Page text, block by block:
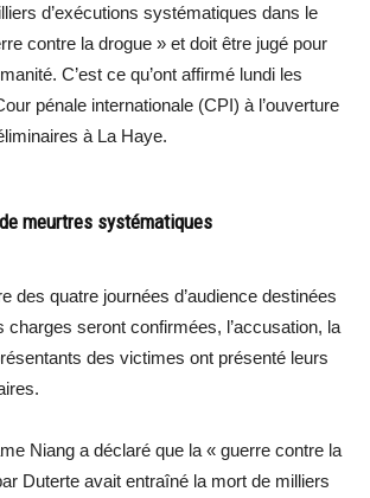
d’exécutions systématiques dans le
contre la drogue » et doit être jugé pour
C’est ce qu’ont affirmé lundi les
pénale internationale (CPI) à l’ouverture
à La Haye.
meurtres systématiques
des quatre journées d’audience destinées
charges seront confirmées, l’accusation, la
des victimes ont présenté leurs
Niang a déclaré que la « guerre contre la
Duterte avait entraîné la mort de milliers